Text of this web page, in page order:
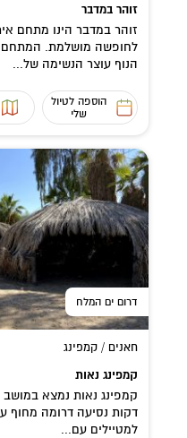
זוהר במדבר
זוהר במדבר הינו מתחם
לחופשה מושלמת. המתחם
הנוף עוצר הנשימה של...
הוספה לטיול
שלי
דרום ים המלח
חאנים / קמפינג
קמפינג נאות
דקות נסיעה דרומה מחוף
למטיילים עם...